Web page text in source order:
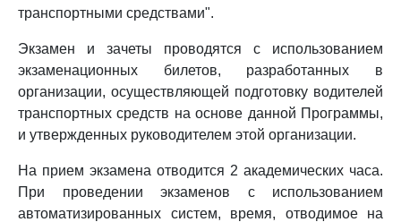
транспортными средствами".
Экзамен и зачеты проводятся с использованием
экзаменационных билетов, разработанных в
организации, осуществляющей подготовку водителей
транспортных средств на основе данной Программы,
и утвержденных руководителем этой организации.
На прием экзамена отводится 2 академических часа.
При проведении экзаменов с использованием
автоматизированных систем, время, отводимое на